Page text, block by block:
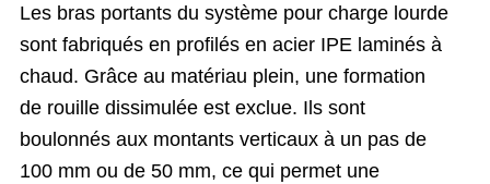
Les bras portants du système pour charge lourde
sont fabriqués en profilés en acier IPE laminés à
chaud. Grâce au matériau plein, une formation
de rouille dissimulée est exclue. Ils sont
boulonnés aux montants verticaux à un pas de
100 mm ou de 50 mm, ce qui permet une